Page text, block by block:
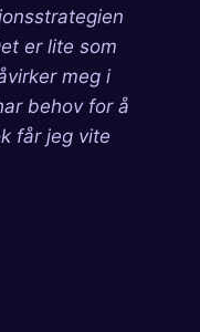
er lite som
meg i
behov for å
får jeg vite